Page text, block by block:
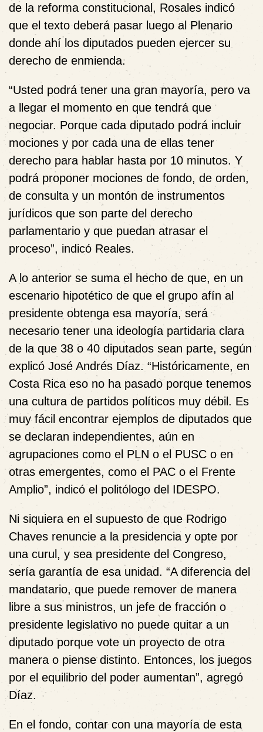
de la reforma constitucional, Rosales indicó
que el texto deberá pasar luego al Plenario
donde ahí los diputados pueden ejercer su
derecho de enmienda.
“Usted podrá tener una gran mayoría, pero va
a llegar el momento en que tendrá que
negociar. Porque cada diputado podrá incluir
mociones y por cada una de ellas tener
derecho para hablar hasta por 10 minutos. Y
podrá proponer mociones de fondo, de orden,
de consulta y un montón de instrumentos
jurídicos que son parte del derecho
parlamentario y que puedan atrasar el
proceso”, indicó Reales.
A lo anterior se suma el hecho de que, en un
escenario hipotético de que el grupo afín al
presidente obtenga esa mayoría, será
necesario tener una ideología partidaria clara
de la que 38 o 40 diputados sean parte, según
explicó José Andrés Díaz. “Históricamente, en
Costa Rica eso no ha pasado porque tenemos
una cultura de partidos políticos muy débil. Es
muy fácil encontrar ejemplos de diputados que
se declaran independientes, aún en
agrupaciones como el PLN o el PUSC o en
otras emergentes, como el PAC o el Frente
Amplio”, indicó el politólogo del IDESPO.
Ni siquiera en el supuesto de que Rodrigo
Chaves renuncie a la presidencia y opte por
una curul, y sea presidente del Congreso,
sería garantía de esa unidad. “A diferencia del
mandatario, que puede remover de manera
libre a sus ministros, un jefe de fracción o
presidente legislativo no puede quitar a un
diputado porque vote un proyecto de otra
manera o piense distinto. Entonces, los juegos
por el equilibrio del poder aumentan”, agregó
Díaz.
En el fondo, contar con una mayoría de esta